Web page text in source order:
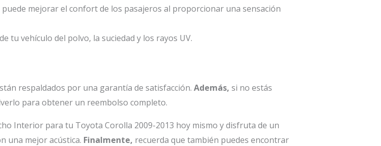
mejorar el confort de los pasajeros al proporcionar una sensación
vehículo del polvo, la suciedad y los rayos UV.
respaldados por una garantía de satisfacción. Además, si no estás
para obtener un reembolso completo.
Interior para tu Toyota Corolla 2009-2013 hoy mismo y disfruta de un
una mejor acústica. Finalmente, recuerda que también puedes encontrar